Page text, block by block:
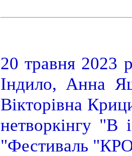
20 травня 2023
Індило, Анна
Вікторівна
нетворкінгу "В
"Фестиваль